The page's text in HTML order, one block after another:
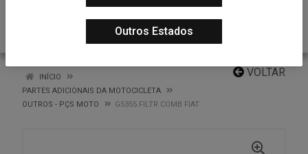
VOLTAR
INÍCIO
PARTES ADICIONAIS DA MOTOCICLETA
OUTROS - PÇS MOTO
G5355 FILTR COMB FIAT
Outros Estados